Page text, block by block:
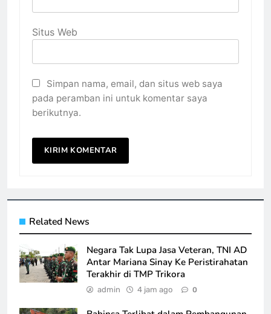
Situs Web
Simpan nama, email, dan situs web saya
pada peramban ini untuk komentar saya
berikutnya.
Related News
Negara Tak Lupa Jasa Veteran, TNI AD
Antar Mariana Sinay Ke Peristirahatan
Terakhir di TMP Trikora
admin 4 jam ago 0